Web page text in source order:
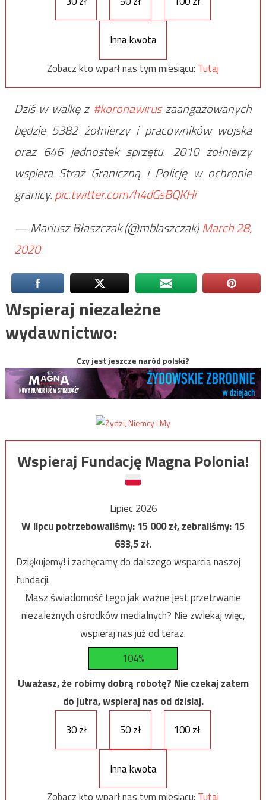
Inna kwota
Zobacz kto wparł nas tym miesiącu: Tutaj
Dziś w walkę z#koronawiruszaangażowanych
będzie 5382 żołnierzy i pracowników wojska
oraz 646 jednostek sprzętu. 2010 żołnierzy
wspiera Straż Graniczną i Policję w ochronie
granicy.pic.twitter.com/h4dGsBQKHi
— Mariusz Błaszczak (@mblaszczak)March 28,
2020
Wspieraj niezależne
wydawnictwo:
Czy jest jeszcze naród polski?
Wspieraj Fundację Magna Polonia!
Lipiec 2026
W lipcu potrzebowaliśmy:15 000zł, zebraliśmy:15
633,5zł.
Dziękujemy! i zachęcamy do dalszego wsparcia naszej
fundacji.
Masz świadomość tego jak ważne jest przetrwanie
niezależnych ośrodków medialnych? Nie zwlekaj więc,
wspieraj nas już od teraz.
104%
Uważasz, że robimy dobrą robotę? Nie czekaj zatem
do jutra, wspieraj nas od dzisiaj.
30 zł
50 zł 100 zł
Inna kwota